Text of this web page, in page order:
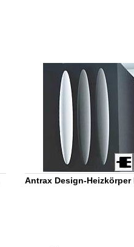
Antrax Design-Heizkörper